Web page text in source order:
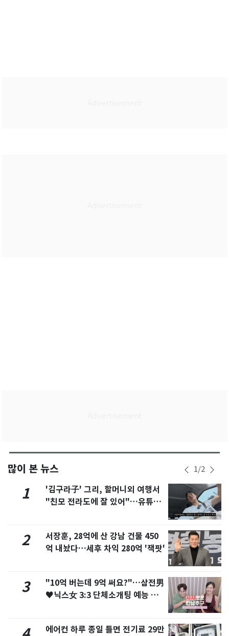
많이 본 뉴스 1/2
1
'김구라子' 그리, 할머니외 여행서
"친모 전라도에 잘 있어"…유튜브
2
서장훈, 28억에 산 강남 건물 450
억 내놨다…세후 차익 280억 '잭팟'
3
"10억 버는데 9억 써요?"…삼전男
♥닉스女 3:3 단체소개팅 예능 화
에어컨 하루 종일 틀면 전기료 29만